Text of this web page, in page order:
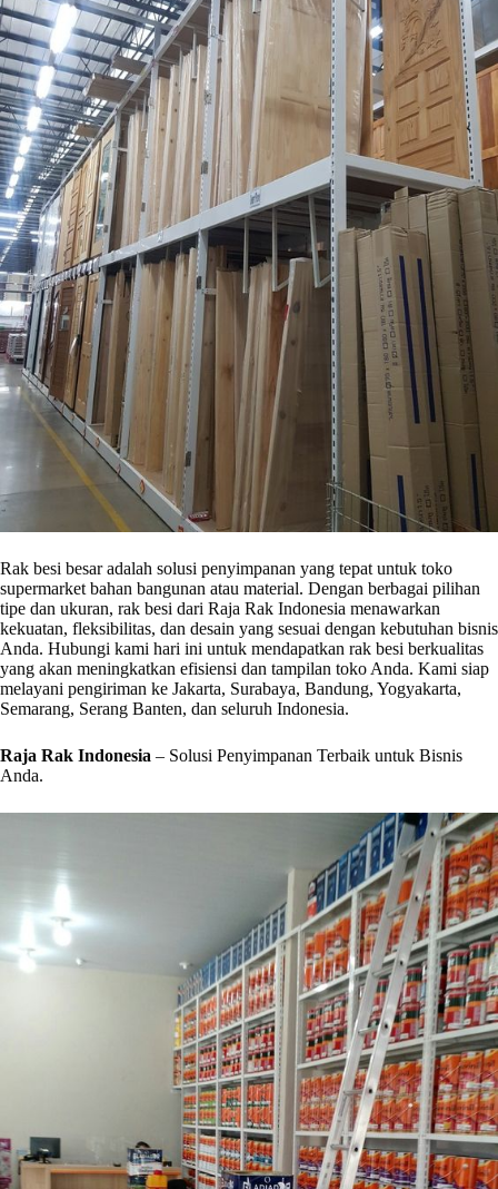
Rak besi besar adalah solusi penyimpanan yang tepat untuk toko
supermarket bahan bangunan atau material. Dengan berbagai pilihan
tipe dan ukuran, rak besi dari Raja Rak Indonesia menawarkan
kekuatan, fleksibilitas, dan desain yang sesuai dengan kebutuhan bisnis
Anda. Hubungi kami hari ini untuk mendapatkan rak besi berkualitas
yang akan meningkatkan efisiensi dan tampilan toko Anda. Kami siap
melayani pengiriman ke Jakarta, Surabaya, Bandung, Yogyakarta,
Semarang, Serang Banten, dan seluruh Indonesia.
Raja Rak Indonesia – Solusi Penyimpanan Terbaik untuk Bisnis
Anda.